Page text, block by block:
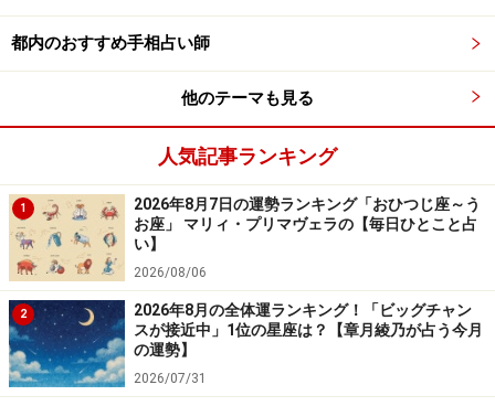
8位：おうし座／牡牛座（4月20日～5月20
日生まれ）
2024年10月26日の運勢「おうし座」
都内のおすすめ手相占い師
他のテーマも見る
人気記事ランキング
1
2026年8月7日の運勢ランキング「おひつじ座～う
お座」 マリィ・プリマヴェラの【毎日ひとこと占
い】
2026/08/06
2
2026年8月の全体運ランキング！「ビッグチャン
スが接近中」1位の星座は？【章月綾乃が占う今月
の運勢】
2026/07/31